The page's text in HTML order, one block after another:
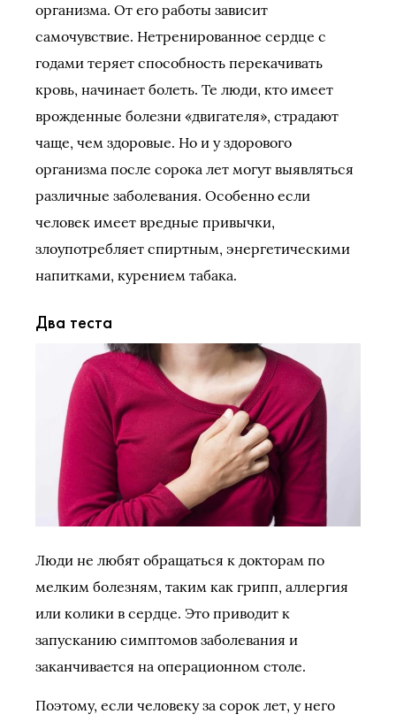
организма. От его работы зависит
самочувствие. Нетренированное сердце с
годами теряет способность перекачивать
кровь, начинает болеть. Те люди, кто имеет
врожденные болезни «двигателя», страдают
чаще, чем здоровые. Но и у здорового
организма после сорока лет могут выявляться
различные заболевания. Особенно если
человек имеет вредные привычки,
злоупотребляет спиртным, энергетическими
напитками, курением табака.
Два теста
Люди не любят обращаться к докторам по
мелким болезням, таким как грипп, аллергия
или колики в сердце. Это приводит к
запусканию симптомов заболевания и
заканчивается на операционном столе.
Поэтому, если человеку за сорок лет, у него